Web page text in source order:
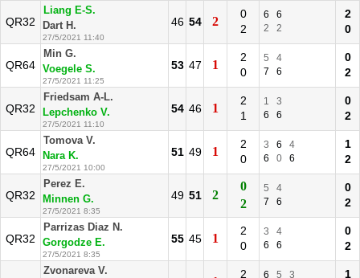
QR32
Liang E-S.
Dart H.
27/5/2021 11:40
46 54 2
0
2
6
6
2
2
2
0
QR64
Min G.
Voegele S.
27/5/2021 11:25
53 47 1
2
0
5
4
7
6
0
2
QR32
Friedsam A-L.
Lepchenko V.
27/5/2021 11:10
54 46 1
2
1
1
3
6
6
0
2
QR64
Tomova V.
Nara K.
27/5/2021 10:00
51 49 1
2
0
3 6
4
6
0 6
1
2
QR32
Perez E.
Minnen G.
27/5/2021 8:35
49 51 2
0
2
5
4
7
6
0
2
QR32
Parrizas Diaz N.
Gorgodze E.
27/5/2021 8:35
55 45 1
2
0
3
4
6
6
0
2
Zvonareva V.
2
6 5
3
1